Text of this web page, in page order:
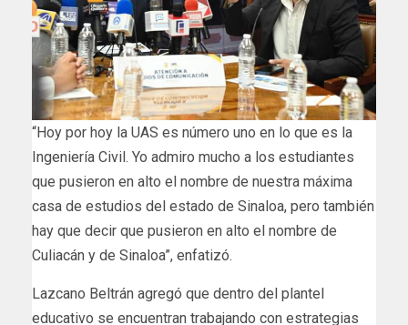
“Hoy por hoy la UAS es número uno en lo que es la
Ingeniería Civil. Yo admiro mucho a los estudiantes
que pusieron en alto el nombre de nuestra máxima
casa de estudios del estado de Sinaloa, pero también
hay que decir que pusieron en alto el nombre de
Culiacán y de Sinaloa”, enfatizó.
Lazcano Beltrán agregó que dentro del plantel
educativo se encuentran trabajando con estrategias